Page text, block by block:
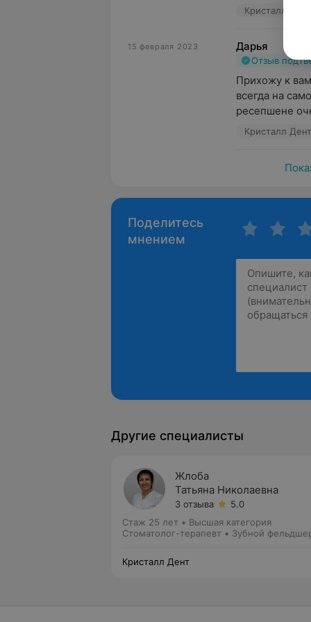
Кристалл
15 февраля 2023 Дарья
Отзыв
Прихожу к
всегда на
ресепшене
Кристалл
Поделитесь
мнением
Другие специалисты
Жлоба
Татьяна Николаевна
3 отзыва
5.0
Стаж 25 лет • Высшая категория
Стоматолог-терапевт • Зубной
Кристалл Дент